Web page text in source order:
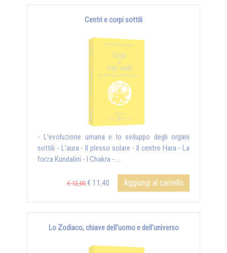
Centri e corpi sottili
- L’evoluzione umana e lo sviluppo degli organi
sottili - L’aura - Il plesso solare - Il centro Hara - La
forza Kundalini - I Chakra - ...
€ 12,00 € 11,40 Aggiungi al carrello
Lo Zodiaco, chiave dell'uomo e dell'universo